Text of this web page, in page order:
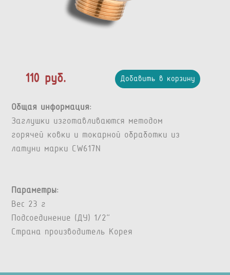
110 руб. Добавить в корзину
Общая информация:
Заглушки изготавливаются методом
горячей ковки и токарной обработки из
латуни марки CW617N
Параметры:
Вес 23 г
Подсоединение (ДУ) 1/2"
Страна производитель Корея